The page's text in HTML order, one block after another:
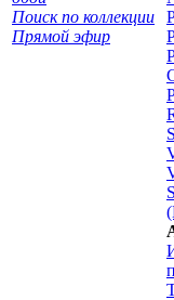
Поиск по коллекции
Прямой эфир